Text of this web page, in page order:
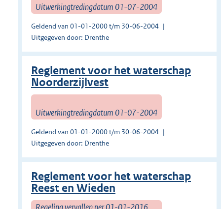
Uitwerkingtredingdatum 01-07-2004
Geldend van 01-01-2000 t/m 30-06-2004
Uitgegeven door: Drenthe
Reglement voor het waterschap
Noorderzijlvest
Uitwerkingtredingdatum 01-07-2004
Geldend van 01-01-2000 t/m 30-06-2004
Uitgegeven door: Drenthe
Reglement voor het waterschap
Reest en Wieden